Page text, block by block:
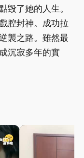
毀了她的人生。
腔封神。成功拉
襲之路。雖然最
沉寂多年的實